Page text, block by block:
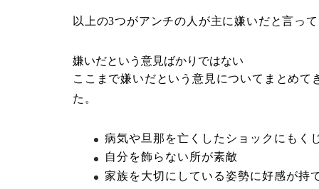
以上の3つがアンチの人が主に嫌いだと言っ
嫌いだという意見ばかりではない
ここまで嫌いだという意見についてまとめ
た。
病気や旦那を亡くしたショックにもく
自分を飾らない所が素敵
家族を大切にしている姿勢に好感が持